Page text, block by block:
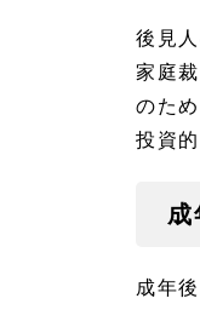
後見
家庭
のた
投資
成
成年